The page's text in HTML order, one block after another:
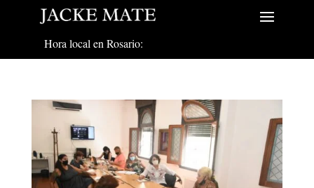
Hora local en Rosario: